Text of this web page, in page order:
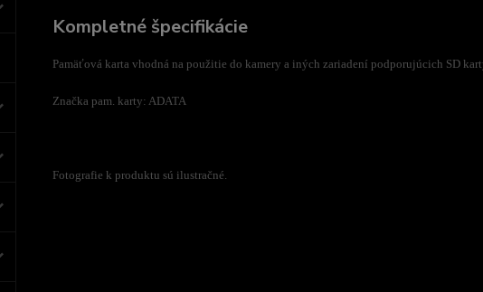
Kompletné špecifikácie
Pamäťová karta vhodná na použitie do kamery a iných zariadení podporujúcich SD
Značka pam. karty: ADATA
Fotografie k produktu sú ilustračné.